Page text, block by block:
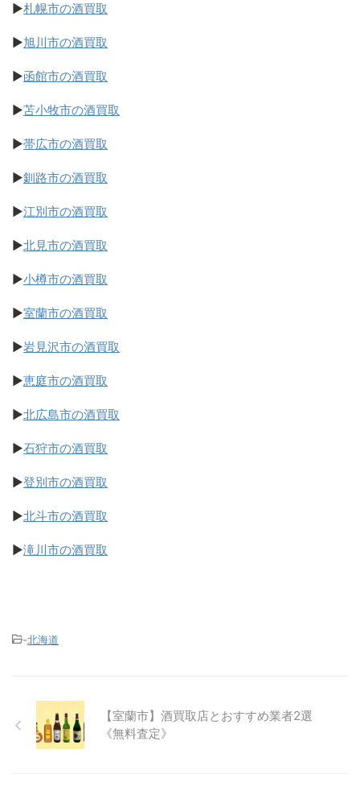
▶札幌市の酒買取
▶旭川市の酒買取
▶函館市の酒買取
▶苫小牧市の酒買取
▶帯広市の酒買取
▶釧路市の酒買取
▶江別市の酒買取
▶北見市の酒買取
▶小樽市の酒買取
▶室蘭市の酒買取
▶岩見沢市の酒買取
▶恵庭市の酒買取
▶北広島市の酒買取
▶石狩市の酒買取
▶登別市の酒買取
▶北斗市の酒買取
▶滝川市の酒買取
-北海道
【室蘭市】酒買取店とおすすめ業者2選
《無料査定》